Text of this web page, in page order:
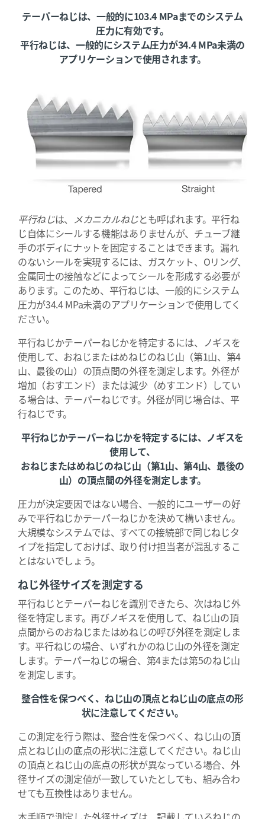
テーパーねじは、一般的に103.4 MPaまでのシステム
圧力に有効です。
平行ねじは、一般的にシステム圧力が34.4 MPa未満の
アプリケーションで使用されます。
平行ねじは、 メカニカルねじとも呼ばれます。平行ね
じ自体にシールする機能はありませんが、チューブ継
手のボディにナットを固定することはできます。漏れ
のないシールを実現するには、ガスケット、Oリング、
金属同士の接触などによってシールを形成する必要が
あります。このため、平行ねじは、一般的にシステム
圧力が34.4 MPa未満のアプリケーションで使用してく
ださい。
平行ねじかテーパーねじかを特定するには、ノギスを
使用して、おねじまたはめねじのねじ山（第1山、第4
山、最後の山）の頂点間の外径を測定します。外径が
増加（おすエンド）または減少（めすエンド）してい
る場合は、テーパーねじです。外径が同じ場合は、平
行ねじです。
平行ねじかテーパーねじかを特定するには、ノギスを
使用して、
おねじまたはめねじのねじ山（第1山、第4山、最後の
山）の頂点間の外径を測定します。
圧力が決定要因ではない場合、一般的にユーザーの好
みで平行ねじかテーパーねじかを決めて構いません。
大規模なシステムでは、すべての接続部で同じねじタ
イプを指定しておけば、取り付け担当者が混乱するこ
とはないでしょう。
ねじ外径サイズを測定する
平行ねじとテーパーねじを識別できたら、次はねじ外
径を特定します。再びノギスを使用して、ねじ山の頂
点間からのおねじまたはめねじの呼び外径を測定しま
す。平行ねじの場合、いずれかのねじ山の外径を測定
します。テーパーねじの場合、第4または第5のねじ山
を測定します。
整合性を保つべく、ねじ山の頂点とねじ山の底点の形
状に注意してください。
この測定を行う際は、整合性を保つべく、ねじ山の頂
点とねじ山の底点の形状に注意してください。ねじ山
の頂点とねじ山の底点の形状が異なっている場合、外
径サイズの測定値が一致していたとしても、組み合わ
せても互換性はありません。